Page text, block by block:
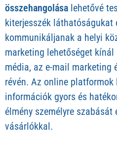
összehangolása lehetővé
kiterjesszék láthatóságukat
kommunikáljanak a helyi
marketing lehetőséget
média, az e-mail marketing
révén. Az online platformok
információk gyors és
élmény személyre
vásárlókkal.